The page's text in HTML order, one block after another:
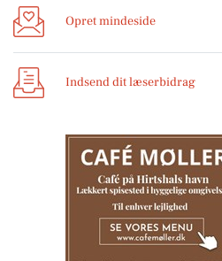
Opret mindeside
Indsend dit læserbidrag